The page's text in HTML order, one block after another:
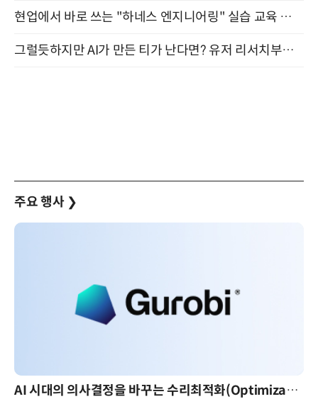
현업에서 바로 쓰는 "하네스 엔지니어링" 실습 교육 워크숍 8월 20일 개최
그럴듯하지만 AI가 만든 티가 난다면? 유저 리서치부터 배포까지! (9/15)
주요 행사 ❯
AI 시대의 의사결정을 바꾸는 수리최적화(Optimization): 실제 산업 적용 사례와 활용 전략